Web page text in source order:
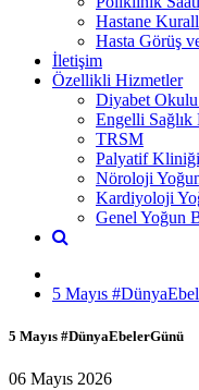
Hastane
Hasta Görüş
İletişim
Özellikli Hizmetler
Diyabet
Engelli Sağlık
TRSM
Palyatif Kliniği
Nöroloji
Kardiyoloji
Genel Yoğun
5 Mayıs
5 Mayıs #DünyaEbelerGünü
06 Mayıs 2026